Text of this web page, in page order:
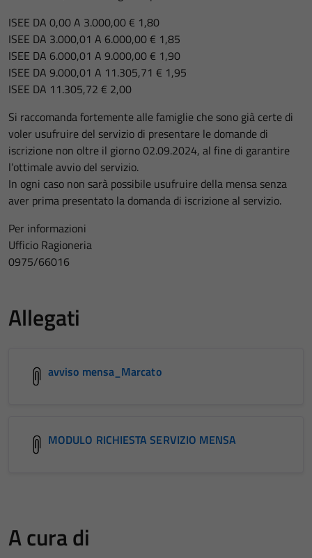
ISEE DA 0,00 A 3.000,00 € 1,80
ISEE DA 3.000,01 A 6.000,00 € 1,85
ISEE DA 6.000,01 A 9.000,00 € 1,90
ISEE DA 9.000,01 A 11.305,71 € 1,95
ISEE DA 11.305,72 € 2,00
Si raccomanda fortemente alle famiglie che sono già certe di
voler usufruire del servizio di presentare le domande di
iscrizione non oltre il giorno 02.09.2024, al fine di garantire
l’ottimale avvio del servizio.
In ogni caso non sarà possibile usufruire della mensa senza
aver prima presentato la domanda di iscrizione al servizio.
Per informazioni
Ufficio Ragioneria
0975/66016
Allegati
avviso mensa_Marcato
MODULO RICHIESTA SERVIZIO MENSA
A cura di